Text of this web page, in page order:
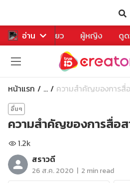
อ่าน
หาร ท่องเที่ยว ผู้หญิง ดู
หน้าแรก ... ความสำคัญของการสื่
อื่นๆ
ความสำคัญของการสื่อส
1.2k
สราวดี
26 ส.ค. 2020 | 2 min read